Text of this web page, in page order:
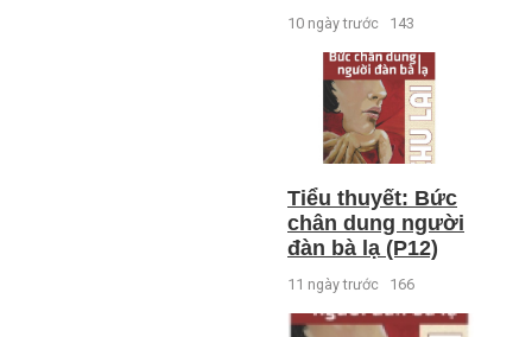
10 ngày trước 143
Tiểu thuyết: Bức
chân dung người
đàn bà lạ (P12)
11 ngày trước 166